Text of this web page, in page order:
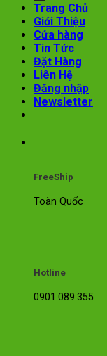
Trang Chủ
Giới Thiệu
Cửa hàng
Tin Tức
Đặt Hàng
Liên Hệ
Đăng nhập
Newsletter
FreeShip
Toàn Quốc
Hotline
0901.089.355